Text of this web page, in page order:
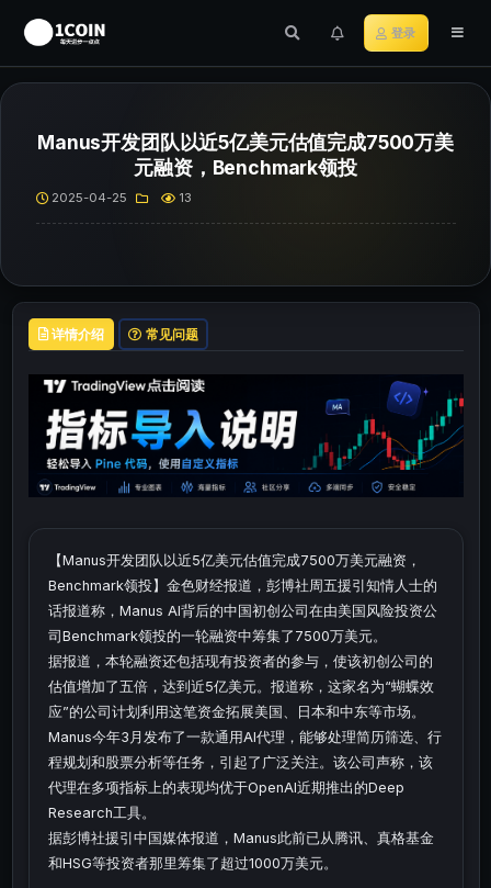
登录
Manus开发团队以近5亿美元估值完成7500万美
元融资，Benchmark领投
2025-04-25 13
详情介绍 常见问题
【Manus开发团队以近5亿美元估值完成7500万美元融资，
Benchmark领投】金色财经报道，彭博社周五援引知情人士的
话报道称，Manus AI背后的中国初创公司在由美国风险投资公
司Benchmark领投的一轮融资中筹集了7500万美元。
据报道，本轮融资还包括现有投资者的参与，使该初创公司的
估值增加了五倍，达到近5亿美元。报道称，这家名为“蝴蝶效
应”的公司计划利用这笔资金拓展美国、日本和中东等市场。
Manus今年3月发布了一款通用AI代理，能够处理简历筛选、行
程规划和股票分析等任务，引起了广泛关注。该公司声称，该
代理在多项指标上的表现均优于OpenAI近期推出的Deep
Research工具。
据彭博社援引中国媒体报道，Manus此前已从腾讯、真格基金
和HSG等投资者那里筹集了超过1000万美元。